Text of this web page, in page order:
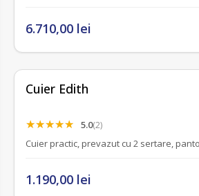
6.710,00 lei
Cuier Edith
5.0(2)
Cuier practic, prevazut cu 2 sertare,
1.190,00 lei